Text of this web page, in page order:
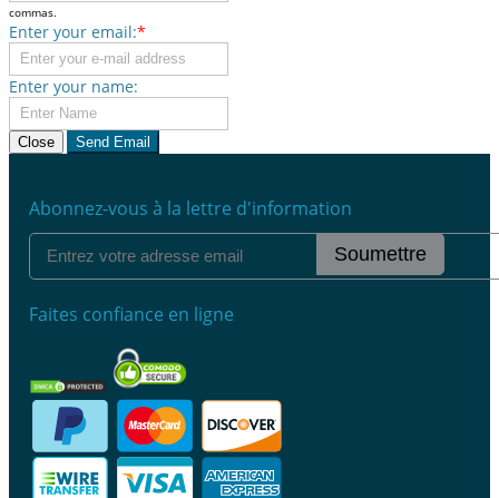
commas.
Enter your email:*
Enter your name:
Close Send Email
Abonnez-vous à la lettre d'information
Soumettre
Faites confiance en ligne